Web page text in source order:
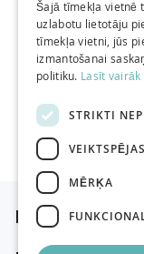
1Dažādi toņi
Sākot no 7,95 €
Iepirkšanās
Šajā tīmekļa vietnē
uzlabotu lietotāju
tīmekļa vietni, jūs
izmantošanai
politiku. Lasīt vairāk
STRIKTI
VEIKTSPĒJAS
MĒRĶA